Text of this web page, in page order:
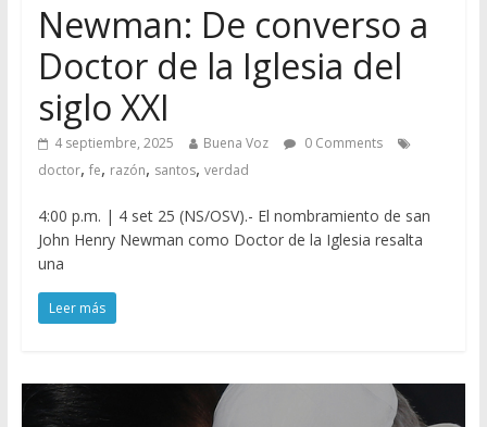
Newman: De converso a
Doctor de la Iglesia del
siglo XXI
4 septiembre, 2025 Buena Voz
0 Comments
doctor, fe, razón, santos, verdad
4:00 p.m. | 4 set 25 (NS/OSV).- El nombramiento de san
John Henry Newman como Doctor de la Iglesia resalta
una
Leer más